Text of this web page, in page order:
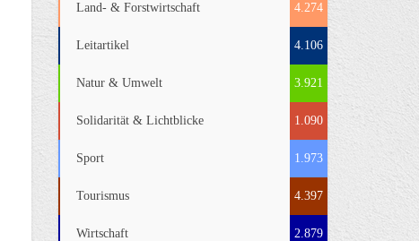
Land- & Forstwirtschaft 4.274
Leitartikel 4.106
Natur & Umwelt 3.921
Solidarität & Lichtblicke 1.090
Sport 1.973
Tourismus 4.397
Wirtschaft 2.879